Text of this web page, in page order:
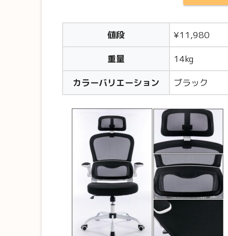
値段 ¥11,980
重量 ‎‎14kg
カラーバリエーション ブラック